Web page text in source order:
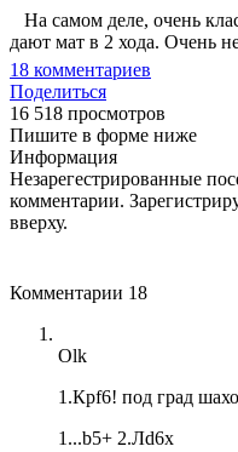
На самом деле, очень
дают мат в 2 хода. Очень
18 комментариев
Поделиться
16 518 просмотров
Пишите в форме ниже
Информация
Незарегестрированные
комментарии.
вверху.
Комментарии 18
Olk
1.Крf6! под град
1...b5+ 2.Лd6x